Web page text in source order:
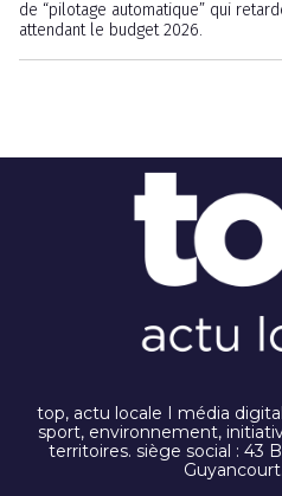
de “pilotage automatique” qui
attendant le budget 2026.
top, actu locale I média
sport, environnement,
territoires. siège social : 43